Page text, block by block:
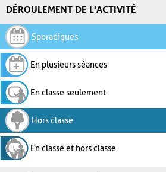
DÉROULEMENT DE L'ACTIVITÉ
Sporadiques
En plusieurs séances
En classe seulement
Hors classe
En classe et hors classe